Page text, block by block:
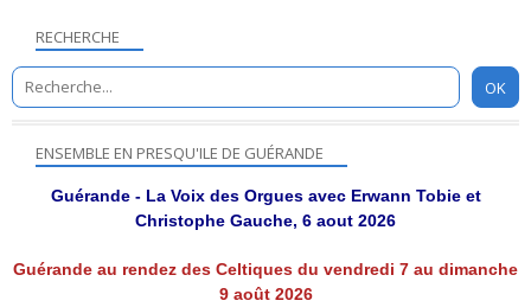
RECHERCHE
ENSEMBLE EN PRESQU'ILE DE GUÉRANDE
Guérande - La Voix des Orgues avec Erwann Tobie et
Christophe Gauche, 6 aout 2026
Guérande au rendez des Celtiques du vendredi 7 au dimanche
9 août 2026